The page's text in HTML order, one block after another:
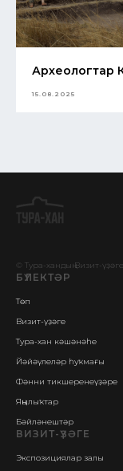
Археологтар
15.08.2025
© Тура-хандың Визит-
БҮЛЕКТӘР
Төп
Визит-үҙәге
Тура-хан кәшәнәһе
Йәйәүлеләр һуҡмағы
Фәнни тикшеренеүҙәре
Яңылыҡтар
Бәйләнештәр
ВИЗИТ-ҮҘӘГЕ
Экспозициялар залы